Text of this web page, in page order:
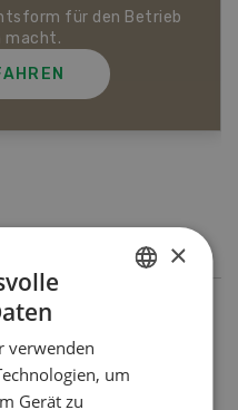
Liste
×
verwenden
um
Gerät zu